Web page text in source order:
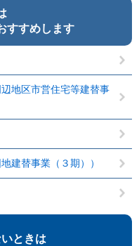
すすめします
地区市営住宅等建替事
建替事業（３期））
ときは